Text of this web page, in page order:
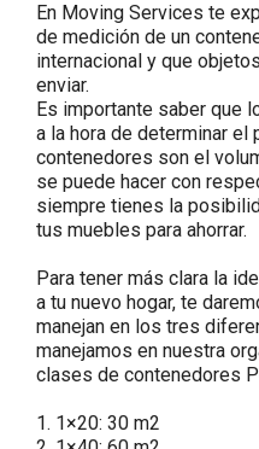
En Moving Services te
de medición de un
internacional y que
enviar.
Es importante saber que
a la hora de determinar el
contenedores son el
se puede hacer con
siempre tienes la
tus muebles para ahorrar.
Para tener más clara la
a tu nuevo hogar, te
manejan en los tres
manejamos en nuestra
clases de contenedores
1. 1×20: 30 m2